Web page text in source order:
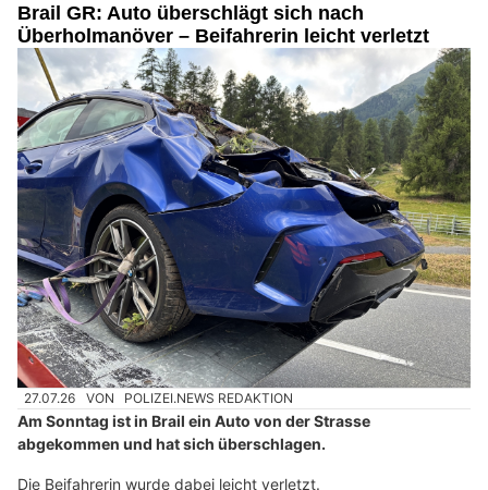
Brail GR: Auto überschlägt sich nach
Überholmanöver – Beifahrerin leicht verletzt
27.07.26 VON POLIZEI.NEWS REDAKTION
Am Sonntag ist in Brail ein Auto von der Strasse
abgekommen und hat sich überschlagen.
Die Beifahrerin wurde dabei leicht verletzt.